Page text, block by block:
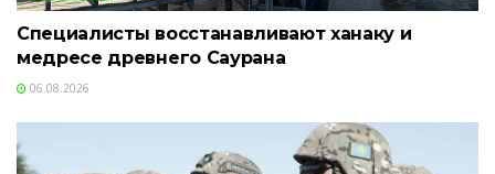
Специалисты восстанавливают ханаку и
медресе древнего Саурана
06.08.2026